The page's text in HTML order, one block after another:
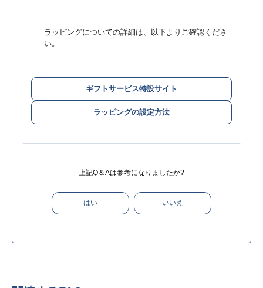
ラッピングについての詳細は、以下よりご確認くださ
い。
ギフトサービス特設サイト
ラッピングの設定方法
上記Q＆Aは参考になりましたか?
はい いいえ